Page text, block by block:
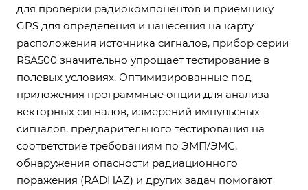
для проверки радиокомпонентов и приёмнику
GPS для определения и нанесения на карту
расположения источника сигналов, прибор серии
RSA500 значительно упрощает тестирование в
полевых условиях. Оптимизированные под
приложения программные опции для анализа
векторных сигналов, измерений импульсных
сигналов, предварительного тестирования на
соответствие требованиям по ЭМП/ЭМС,
обнаружения опасности радиационного
поражения (RADHAZ) и других задач помогают